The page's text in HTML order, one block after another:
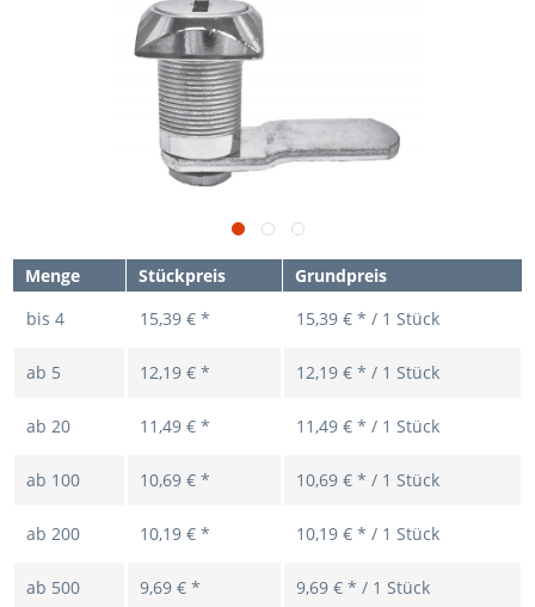
Menge Stückpreis
Grundpreis
bis 4 15,39 € * 15,39 € * / 1 Stück
ab 5 12,19 € * 12,19 € * / 1 Stück
ab 20 11,49 € * 11,49 € * / 1 Stück
ab 100 10,69 € * 10,69 € * / 1 Stück
ab 200 10,19 € * 10,19 € * / 1 Stück
ab 500 9,69 € * 9,69 € * / 1 Stück